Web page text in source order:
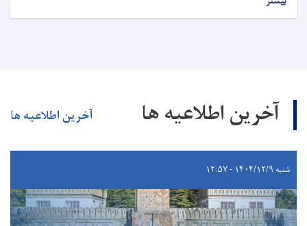
آخرین اطلاعیه ها آخرین اطلاعیه ها
شنبه ۱۴۰۴/۱۲/۹ - ۱۲:۵۷